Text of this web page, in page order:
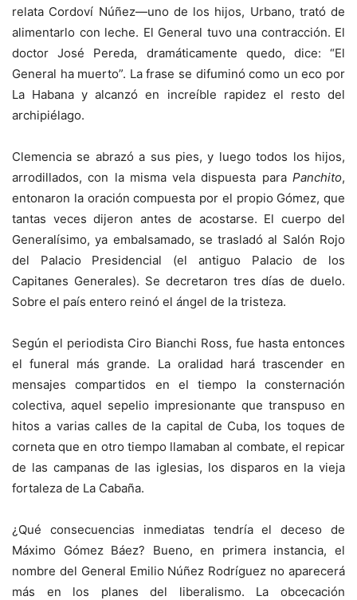
relata Cordoví Núñez—uno de los hijos, Urbano, trató de
alimentarlo con leche. El General tuvo una contracción. El
doctor José Pereda, dramáticamente quedo, dice: “El
General ha muerto”. La frase se difuminó como un eco por
La Habana y alcanzó en increíble rapidez el resto del
archipiélago.
Clemencia se abrazó a sus pies, y luego todos los hijos,
arrodillados, con la misma vela dispuesta para Panchito,
entonaron la oración compuesta por el propio Gómez, que
tantas veces dijeron antes de acostarse. El cuerpo del
Generalísimo, ya embalsamado, se trasladó al Salón Rojo
del Palacio Presidencial (el antiguo Palacio de los
Capitanes Generales). Se decretaron tres días de duelo.
Sobre el país entero reinó el ángel de la tristeza.
Según el periodista Ciro Bianchi Ross, fue hasta entonces
el funeral más grande. La oralidad hará trascender en
mensajes compartidos en el tiempo la consternación
colectiva, aquel sepelio impresionante que transpuso en
hitos a varias calles de la capital de Cuba, los toques de
corneta que en otro tiempo llamaban al combate, el repicar
de las campanas de las iglesias, los disparos en la vieja
fortaleza de La Cabaña.
¿Qué consecuencias inmediatas tendría el deceso de
Máximo Gómez Báez? Bueno, en primera instancia, el
nombre del General Emilio Núñez Rodríguez no aparecerá
más en los planes del liberalismo. La obcecación